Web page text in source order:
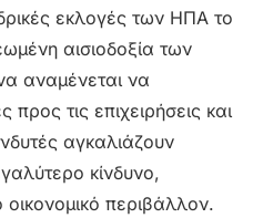
εκλογές των ΗΠΑ το
αισιοδοξία των
αναμένεται να
προς τις επιχειρήσεις και
αγκαλιάζουν
κίνδυνο,
περιβάλλον.